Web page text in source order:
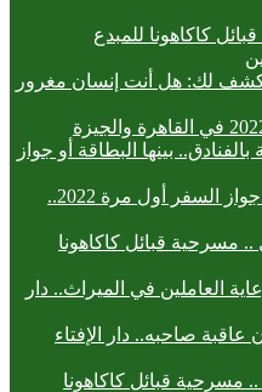
كاكاهونا للمبدع
تكشف لك: هل أنت إنسان مغرور
بينها البطاقة أو جواز
خطوات ومستندات استخراج جواز السفر أول مرة 2022..
.. مسرحية قبائل كاكاهونا
العاملين في الميراث.. دار
عاقبة صاحبه.. دار الإفتاء
.. مسرحية قبائل كاكاهونا